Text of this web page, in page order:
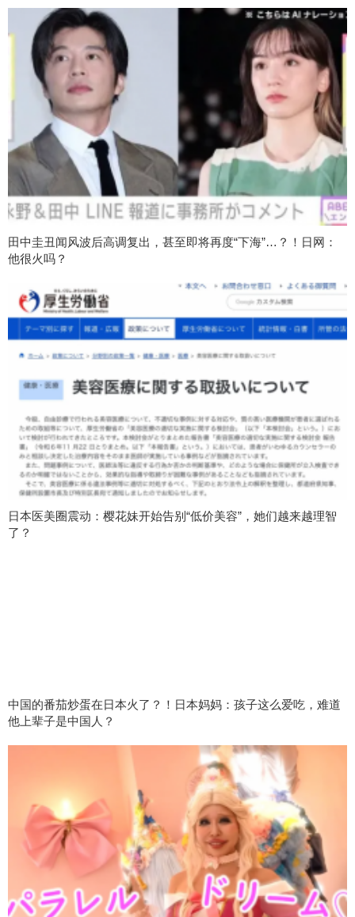
田中圭丑闻风波后高调复出，甚至即将再度“下海”…？！日网：
他很火吗？
日本医美圈震动：樱花妹开始告别“低价美容”，她们越来越理智
了？
中国的番茄炒蛋在日本火了？！日本妈妈：孩子这么爱吃，难道
他上辈子是中国人？